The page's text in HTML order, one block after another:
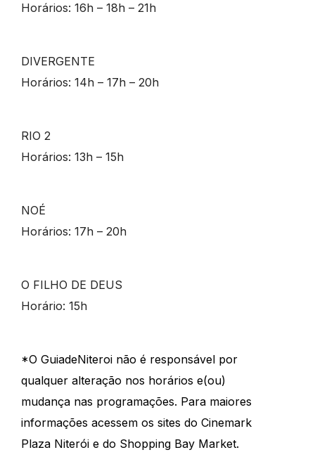
Horários: 16h – 18h – 21h
DIVERGENTE
Horários: 14h – 17h – 20h
RIO 2
Horários: 13h – 15h
NOÉ
Horários: 17h – 20h
O FILHO DE DEUS
Horário: 15h
*O GuiadeNiteroi não é responsável por
qualquer alteração nos horários e(ou)
mudança nas programações. Para maiores
informações acessem os sites do Cinemark
Plaza Niterói e do Shopping Bay Market.